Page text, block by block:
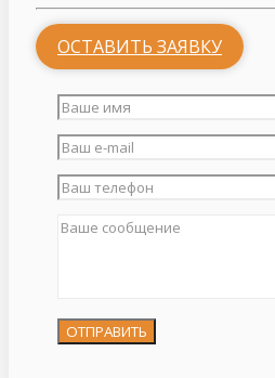
ОСТАВИТЬ ЗАЯВКУ